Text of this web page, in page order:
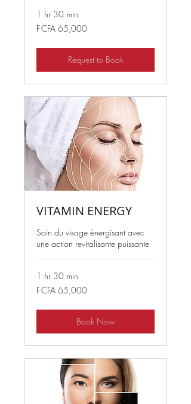
1 hr 30 min
65,000
West
F CFA 65,000
Request to Book
VITAMIN ENERGY
Soin du visage énergisant avec
une action revitalisante puissante
1 hr 30 min
65,000
West
F CFA 65,000
Book Now